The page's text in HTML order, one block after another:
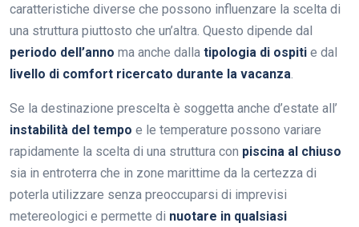
caratteristiche diverse che possono influenzare la scelta di
una struttura piuttosto che un’altra. Questo dipende dal
periodo dell’anno ma anche dalla tipologia di ospiti e dal
livello di comfort ricercato durante la vacanza.
Se la destinazione prescelta è soggetta anche d’estate all’
instabilità del tempo e le temperature possono variare
rapidamente la scelta di una struttura con piscina al chiuso
sia in entroterra che in zone marittime da la certezza di
poterla utilizzare senza preoccuparsi di imprevisi
metereologici e permette di nuotare in qualsiasi